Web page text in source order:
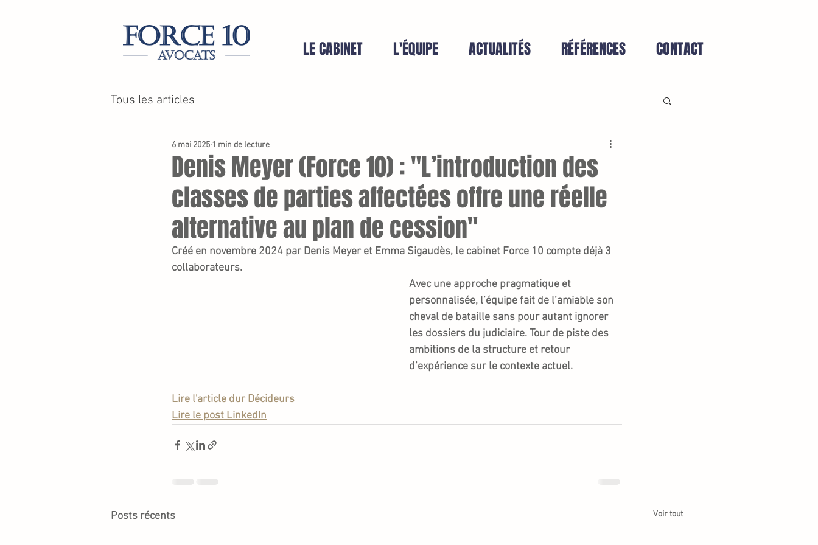
LE CABINET L'ÉQUIPE ACTUALITÉS RÉFÉRENCES CONTACT
Tous les articles
Denis Meyer (Force 10) : "L’introduction des
classes de parties affectées offre une réelle
alternative au plan de cession"
6 mai 2025 1 min de lecture
Créé en novembre 2024 par Denis Meyer et Emma Sigaudès, le cabinet Force 10 compte déjà 3
collaborateurs.
Avec une approche pragmatique et
personnalisée, l’équipe fait de l’amiable son
cheval de bataille sans pour autant ignorer
les dossiers du judiciaire. Tour de piste des
ambitions de la structure et retour
d’expérience sur le contexte actuel.
Lire l'article dur Décideurs
Lire le post LinkedIn
Posts récents Voir tout